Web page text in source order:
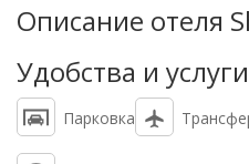
Описание отеля
Удобства и
Парковка